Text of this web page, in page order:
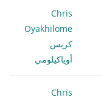
Chris
Oyakhilome
كريس
أوياكيلومي
Chris